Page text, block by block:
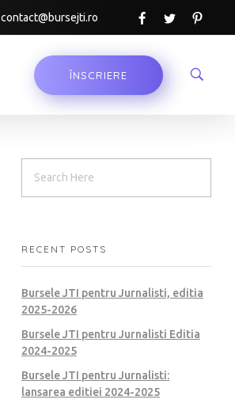
contact@bursejti.ro
ÎNSCRIERE
RECENT POSTS
Bursele JTI pentru Jurnalisti, editia
2025-2026
Bursele JTI pentru Jurnalisti Editia
2024-2025
Bursele JTI pentru Jurnalisti:
lansarea editiei 2024-2025